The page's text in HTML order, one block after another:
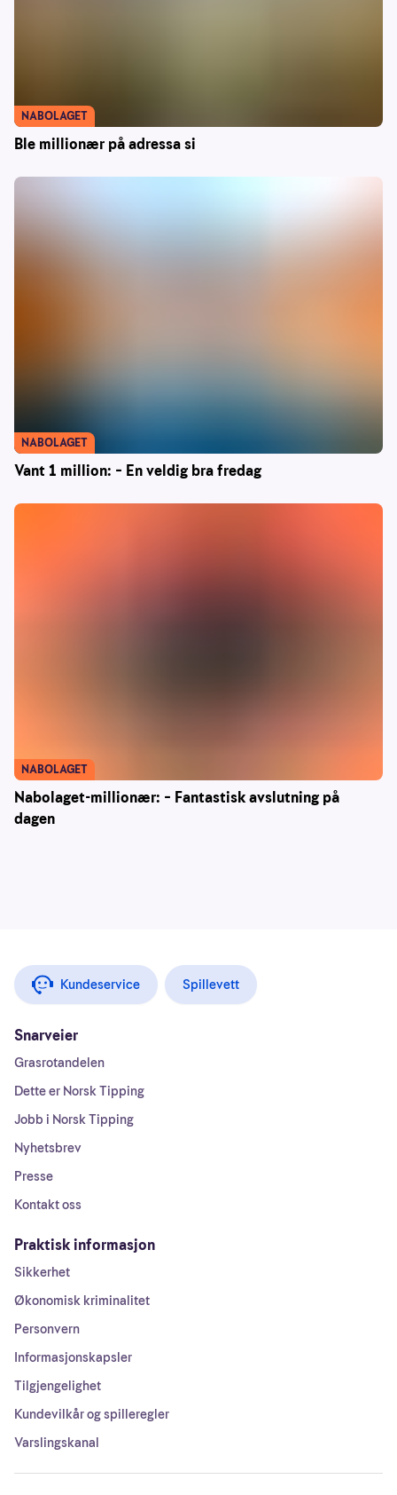
Ble millionær på adressa si
NABOLAGET
Vant 1 million: – En veldig bra fredag
NABOLAGET
Nabolaget-millionær: – Fantastisk avslutning på
dagen
NABOLAGET
Kundeservice Spillevett
Snarveier
Grasrotandelen
Dette er Norsk Tipping
Jobb i Norsk Tipping
Nyhetsbrev
Presse
Kontakt oss
Praktisk informasjon
Sikkerhet
Økonomisk kriminalitet
Personvern
Informasjonskapsler
Tilgjengelighet
Kundevilkår og spilleregler
Varslingskanal